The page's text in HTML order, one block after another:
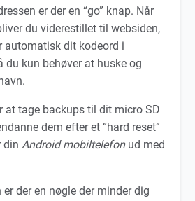
er der en “go” knap. Når
du viderestillet til websiden,
automatisk dit kodeord i
du kun behøver at huske og
at tage backups til dit micro SD
dem efter et “hard reset”
dinAndroid mobiltelefonud med
der en nøgle der minder dig